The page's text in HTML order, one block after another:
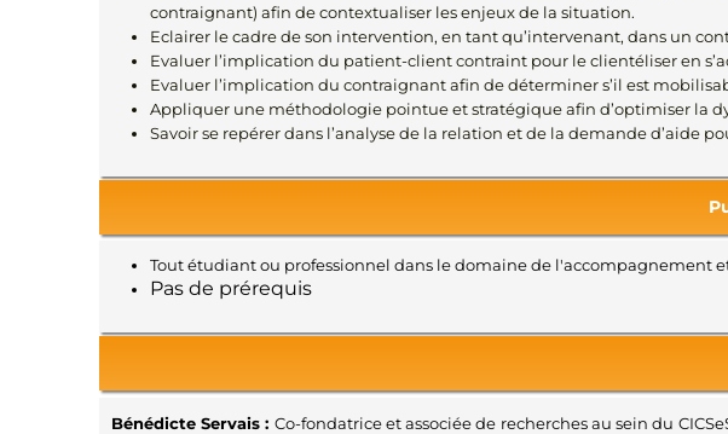
contraignant) afin de contextualiser les enjeux de la situation.
Eclairer le cadre de son intervention, en tant qu’intervenant, dans un
Evaluer l’implication du patient-client contraint pour le clientéliser en
Evaluer l’implication du contraignant afin de déterminer s’il est
Appliquer une méthodologie pointue et stratégique afin d’optimiser la
Savoir se repérer dans l’analyse de la relation et de la demande d’aide
Tout étudiant ou professionnel dans le domaine de l'accompagnement
Pas de prérequis
Bénédicte Servais : Co-fondatrice et associée de recherches au sein du